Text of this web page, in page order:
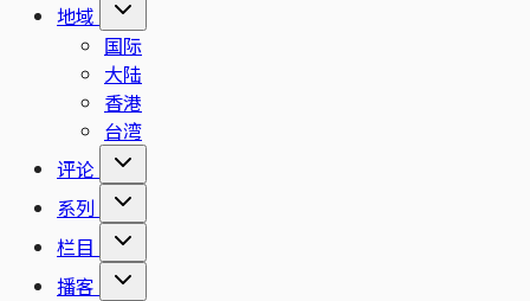
地域
国际
大陆
香港
台湾
评论
系列
栏目
播客